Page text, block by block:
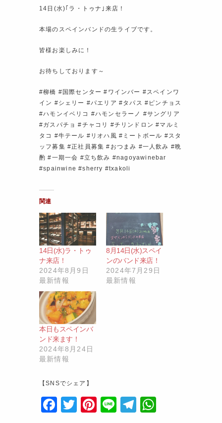
14日(水)｢ラ・トゥナ｣来店！
本場のスペインバンドの生ライブです。
皆様お楽しみに！
お待ちしております～
#柳橋 #国際センター #ワインバー #スペインワ
イン #シェリー #パエリア #タパス #ピンチョス
#ハモンイベリコ #ハモンセラーノ #サングリア
#ガスパチョ #チャコリ #チリンドロン #マルミ
タコ #牛テール #リオハ風 #ミートボール #スタ
ッフ募集 #正社員募集 #おつまみ #一人飲み #晩
酌 #一期一会 #立ち飲み #nagoyawinebar
#spainwine #sherry #txakoli
関連
14日(水)ラ・トゥ
ナ来店！
2024年8月9日
最新情報
8月14日(水)スペイ
ンのバンド来店！
2024年7月29日
最新情報
本日もスペインバ
ンド来ます！
2024年8月24日
最新情報
【SNSでシェア】
F
T
Pi
Li
T